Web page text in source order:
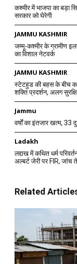
कश्मीर में भाजपा का बड़ा
सरकार को घेरेगी
JAMMU KASHMIR
जम्मू-कश्मीर के ग्रामीण
का विशाल नेटवर्क
JAMMU KASHMIR
स्टेटहुड की बहस के बीच
शक्ति प्रदर्शन, अलग
Jammu
वर्षों का इंतजार खत्म, 33
Ladakh
लद्दाख में कथित धर्म
अल्बर्ट जेरी पर FIR, जांच
Related